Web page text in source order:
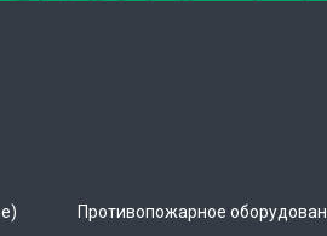
Противопожарное